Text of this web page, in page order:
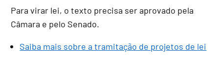
Para virar lei, o texto precisa ser aprovado pela
Câmara e pelo Senado.
Saiba mais sobre a tramitação de projetos de lei